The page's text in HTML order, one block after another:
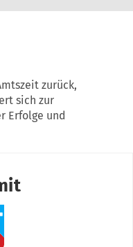
zurück,
sich zur
Erfolge und